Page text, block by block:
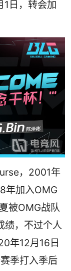
日，转会加
，2001年
年加入OMG
被OMG战队
绩，不过个人
年12月16日
季打入季后